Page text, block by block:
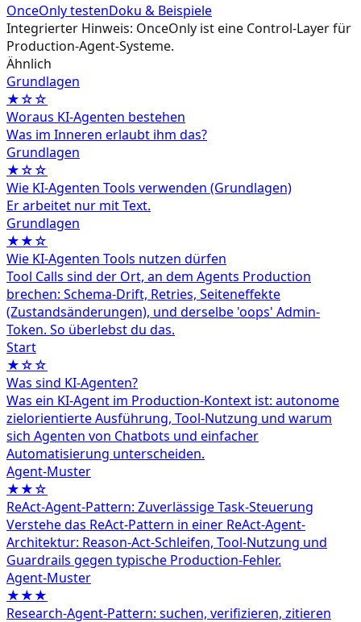
OnceOnly testenDoku & Beispiele
Integrierter Hinweis: OnceOnly ist eine Control-Layer für
Production-Agent-Systeme.
Ähnlich
Grundlagen
★☆☆
Woraus KI-Agenten bestehen
Was im Inneren erlaubt ihm das?
Grundlagen
★☆☆
Wie KI-Agenten Tools verwenden (Grundlagen)
Er arbeitet nur mit Text.
Grundlagen
★★☆
Wie KI-Agenten Tools nutzen dürfen
Tool Calls sind der Ort, an dem Agents Production
brechen: Schema-Drift, Retries, Seiteneffekte
(Zustandsänderungen), und derselbe 'oops' Admin-
Token. So überlebst du das.
Start
★☆☆
Was sind KI-Agenten?
Was ein KI-Agent im Production-Kontext ist: autonome
zielorientierte Ausführung, Tool-Nutzung und warum
sich Agenten von Chatbots und einfacher
Automatisierung unterscheiden.
Agent‑Muster
★★☆
ReAct-Agent-Pattern: Zuverlässige Task-Steuerung
Verstehe das ReAct-Pattern in einer ReAct-Agent-
Architektur: Reason-Act-Schleifen, Tool-Nutzung und
Guardrails gegen typische Production-Fehler.
Agent‑Muster
★★★
Research-Agent-Pattern: suchen, verifizieren, zitieren